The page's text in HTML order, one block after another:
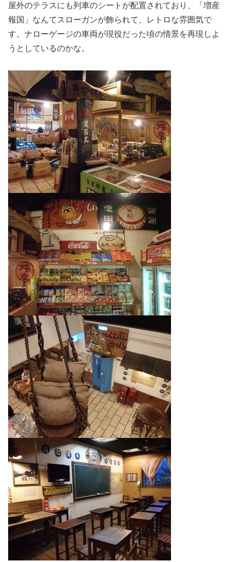
屋外のテラスにも列車のシートが配置されており、「増産
報国」なんてスローガンが飾られて、レトロな雰囲気で
す。ナローゲージの車両が現役だった頃の情景を再現しよ
うとしているのかな。